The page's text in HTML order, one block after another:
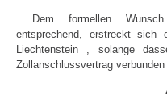
Dem formellen
entsprechend, erstreckt sich
Liechtenstein , solange
Zollanschlussvertrag verbunden